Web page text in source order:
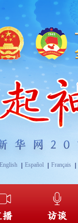
English Español Français